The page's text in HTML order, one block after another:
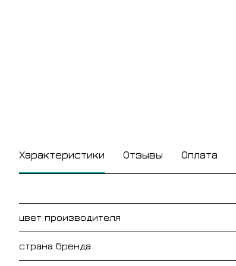
Характеристики Отзывы Оплата
цвет производителя
страна бренда